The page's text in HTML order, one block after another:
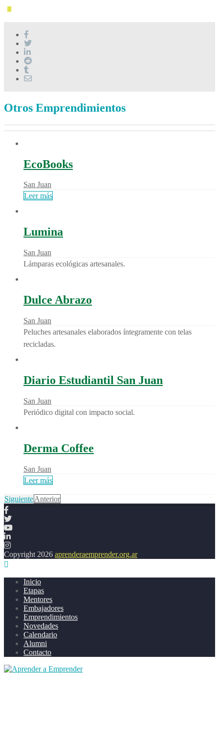
Otros Emprendimientos
EcoBooks
San Juan
Leer más
Lumina
San Juan
Lámparas ecológicas artesanales.
Dulce Abrazo
San Juan
Peluches artesanales elaborados íntegramente con telas
recicladas.
Diario Estudiantil San Juan
San Juan
Periódico digital con impacto social.
Derma Coffee
San Juan
Leer más
SiguienteAnterior
Copyright 2026 aprenderaemprender.org.ar
Inicio
Etapas
Mentores
Embajadores
Emprendimientos
Novedades
Calendario
Alumni
Contacto